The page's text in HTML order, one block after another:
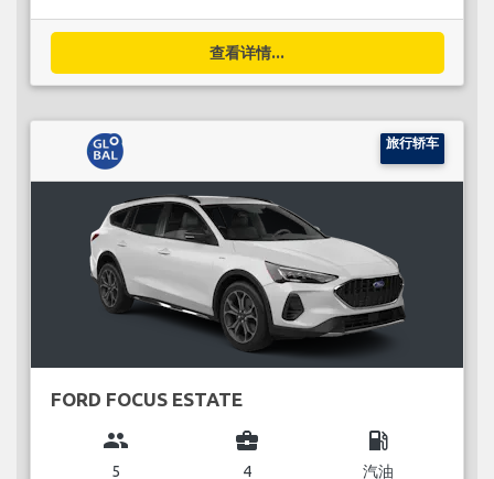
查看详情...
旅行轿车
FORD FOCUS ESTATE
group
5
business_center
4
local_gas_station
汽油